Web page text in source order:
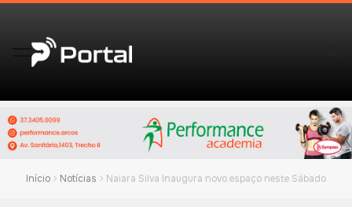
Início Notícias Naiara Silva Inaugura novo espaço neste Sábado